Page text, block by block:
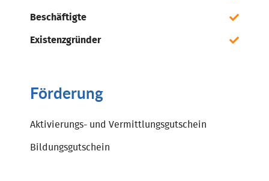
Beschäftigte
Existenzgründer
Förderung
Aktivierungs- und Vermittlungsgutschein
Bildungsgutschein